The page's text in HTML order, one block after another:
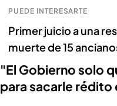
PUEDE INTERESARTE
Primer juicio a una
muerte de 15
"El Gobierno solo
para sacarle